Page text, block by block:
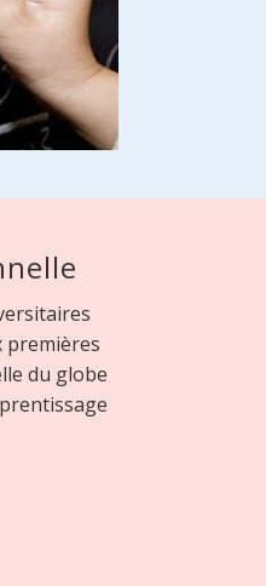
premières
du globe